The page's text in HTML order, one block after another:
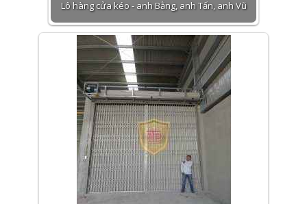
Lô hàng cửa kéo - anh Bằng, anh Tấn, anh Vũ